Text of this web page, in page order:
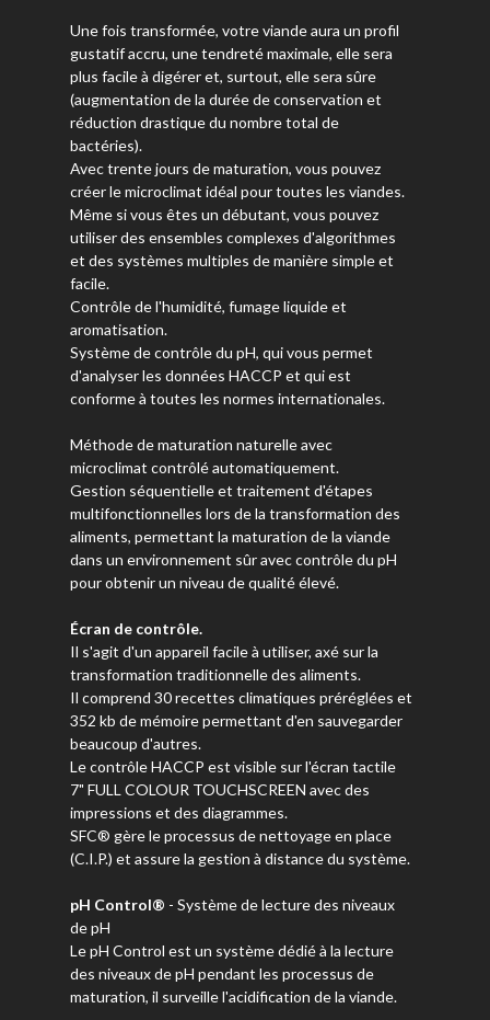
Une fois transformée, votre viande aura un profil
gustatif accru, une tendreté maximale, elle sera
plus facile à digérer et, surtout, elle sera sûre
(augmentation de la durée de conservation et
réduction drastique du nombre total de
bactéries).
Avec trente jours de maturation, vous pouvez
créer le microclimat idéal pour toutes les viandes.
Même si vous êtes un débutant, vous pouvez
utiliser des ensembles complexes d'algorithmes
et des systèmes multiples de manière simple et
facile.
Contrôle de l'humidité, fumage liquide et
aromatisation.
Système de contrôle du pH, qui vous permet
d'analyser les données HACCP et qui est
conforme à toutes les normes internationales.
Méthode de maturation naturelle avec
microclimat contrôlé automatiquement.
Gestion séquentielle et traitement d'étapes
multifonctionnelles lors de la transformation des
aliments, permettant la maturation de la viande
dans un environnement sûr avec contrôle du pH
pour obtenir un niveau de qualité élevé.
Écran de contrôle.
Il s'agit d'un appareil facile à utiliser, axé sur la
transformation traditionnelle des aliments.
Il comprend 30 recettes climatiques préréglées et
352 kb de mémoire permettant d'en sauvegarder
beaucoup d'autres.
Le contrôle HACCP est visible sur l'écran tactile
7" FULL COLOUR TOUCHSCREEN avec des
impressions et des diagrammes.
SFC® gère le processus de nettoyage en place
(C.I.P.) et assure la gestion à distance du système.
pH Control® - Système de lecture des niveaux
de pH
Le pH Control est un système dédié à la lecture
des niveaux de pH pendant les processus de
maturation, il surveille l'acidification de la viande.